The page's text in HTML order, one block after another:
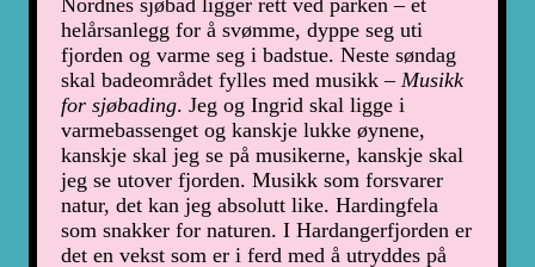
helårsanlegg for å svømme, dyppe seg uti
fjorden og varme seg i badstue. Neste søndag
skal badeområdet fylles med musikk – Musikk
for sjøbading. Jeg og Ingrid skal ligge i
varmebassenget og kanskje lukke øynene,
kanskje skal jeg se på musikerne, kanskje skal
jeg se utover fjorden. Musikk som forsvarer
natur, det kan jeg absolutt like. Hardingfela
som snakker for naturen. I Hardangerfjorden er
det en vekst som er i ferd med å utryddes på